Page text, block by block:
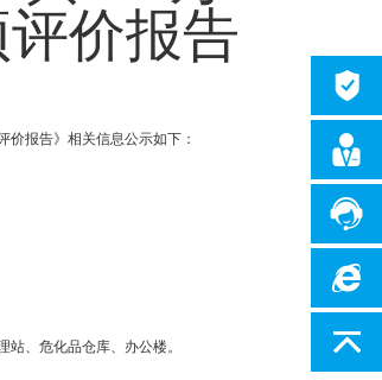
价报告
报告》相关信息公示如下：
、危化品仓库、办公楼。